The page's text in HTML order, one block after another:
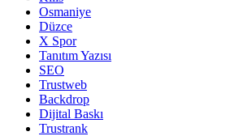
Osmaniye
Düzce
X Spor
Tanıtım Yazısı
SEO
Trustweb
Backdrop
Dijital Baskı
Trustrank